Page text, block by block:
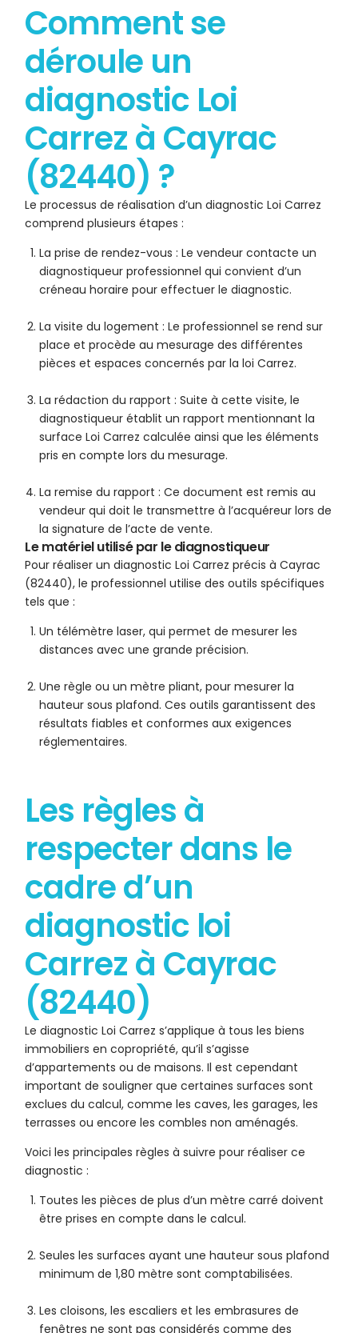
Comment se
déroule un
diagnostic Loi
Carrez à Cayrac
(82440) ?
Le processus de réalisation d’un diagnostic Loi Carrez
comprend plusieurs étapes :
La prise de rendez-vous : Le vendeur contacte un
diagnostiqueur professionnel qui convient d’un
créneau horaire pour effectuer le diagnostic.
La visite du logement : Le professionnel se rend sur
place et procède au mesurage des différentes
pièces et espaces concernés par la loi Carrez.
La rédaction du rapport : Suite à cette visite, le
diagnostiqueur établit un rapport mentionnant la
surface Loi Carrez calculée ainsi que les éléments
pris en compte lors du mesurage.
La remise du rapport : Ce document est remis au
vendeur qui doit le transmettre à l’acquéreur lors de
la signature de l’acte de vente.
Le matériel utilisé par le diagnostiqueur
Pour réaliser un diagnostic Loi Carrez précis à Cayrac
(82440), le professionnel utilise des outils spécifiques
tels que :
Un télémètre laser, qui permet de mesurer les
distances avec une grande précision.
Une règle ou un mètre pliant, pour mesurer la
hauteur sous plafond. Ces outils garantissent des
résultats fiables et conformes aux exigences
réglementaires.
Les règles à
respecter dans le
cadre d’un
diagnostic loi
Carrez à Cayrac
(82440)
Le diagnostic Loi Carrez s’applique à tous les biens
immobiliers en copropriété, qu’il s’agisse
d’appartements ou de maisons. Il est cependant
important de souligner que certaines surfaces sont
exclues du calcul, comme les caves, les garages, les
terrasses ou encore les combles non aménagés.
Voici les principales règles à suivre pour réaliser ce
diagnostic :
Toutes les pièces de plus d’un mètre carré doivent
être prises en compte dans le calcul.
Seules les surfaces ayant une hauteur sous plafond
minimum de 1,80 mètre sont comptabilisées.
Les cloisons, les escaliers et les embrasures de
fenêtres ne sont pas considérés comme des